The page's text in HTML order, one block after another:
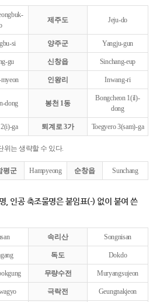
제주도 Jeju-do
si 양주군 Yangju-gun
gu 신창읍 Sinchang-eup
인왕리 Inwang-ri
dong 봉천 1동
Bongcheon 1(il)-
dong
ga 퇴계로 3가 Toegyero 3(sam)-ga
위는 생략할 수 있다.
평군 Hampyeong 순창읍 Sunchang
, 인공 축조물명은 붙임표(-) 없이 붙여 쓴
속리산 Songnisan
독도 Dokdo
무량수전 Muryangsujeon
극락전 Geungnakjeon